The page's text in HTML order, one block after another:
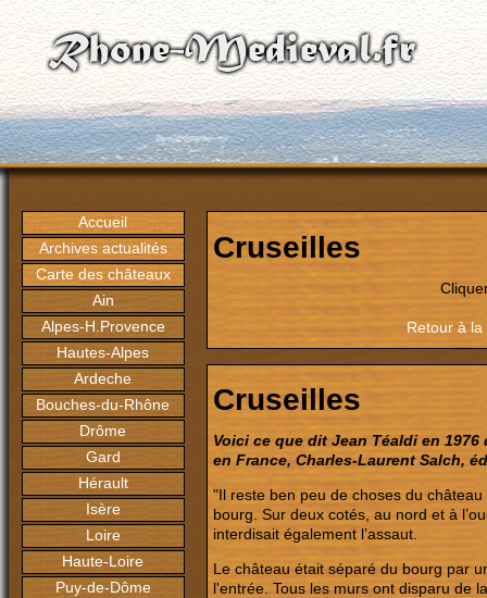
Accueil
Archives actualités
Carte des châteaux
Ain
Alpes-H.Provence
Hautes-Alpes
Ardeche
Bouches-du-Rhône
Drôme
Gard
Hérault
Isère
Loire
Haute-Loire
Puy-de-Dôme
Cruseilles
Retour à
Cruseilles
Voici ce que dit Jean Téaldi en
en France, Charles-Laurent Salch,
"Il reste ben peu de choses du
bourg. Sur deux cotés, au nord et à
interdisait également l’assaut.
Le château était séparé du bourg par
l'entrée. Tous les murs ont disparu de